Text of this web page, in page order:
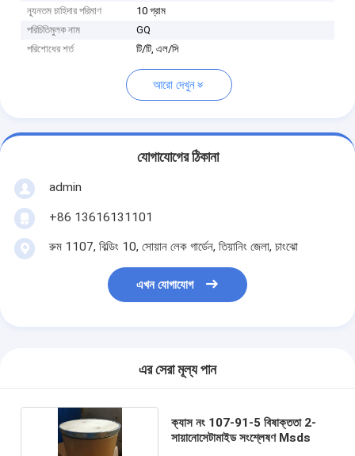
ন্যূনতম চাহিদার পরিমাণ
10 গ্রাম
পরিচিতিমুলক নাম
GQ
পরিশোধের শর্ত
টি/টি, এল/সি
আরো দেখুন
যোগাযোগের ঠিকানা
admin
+86 13616131101
রুম 1107, বিল্ডিং 10, সোয়ান লেক গার্ডেন, তিয়ানিং জেলা, চাংঝো
এখন যোগাযোগ
এর সেরা মূল্য পান
ক্যাস নং 107-91-5 বিষাক্ততা 2-
সায়ানোসেটামাইড সংশ্লেষণ Msds